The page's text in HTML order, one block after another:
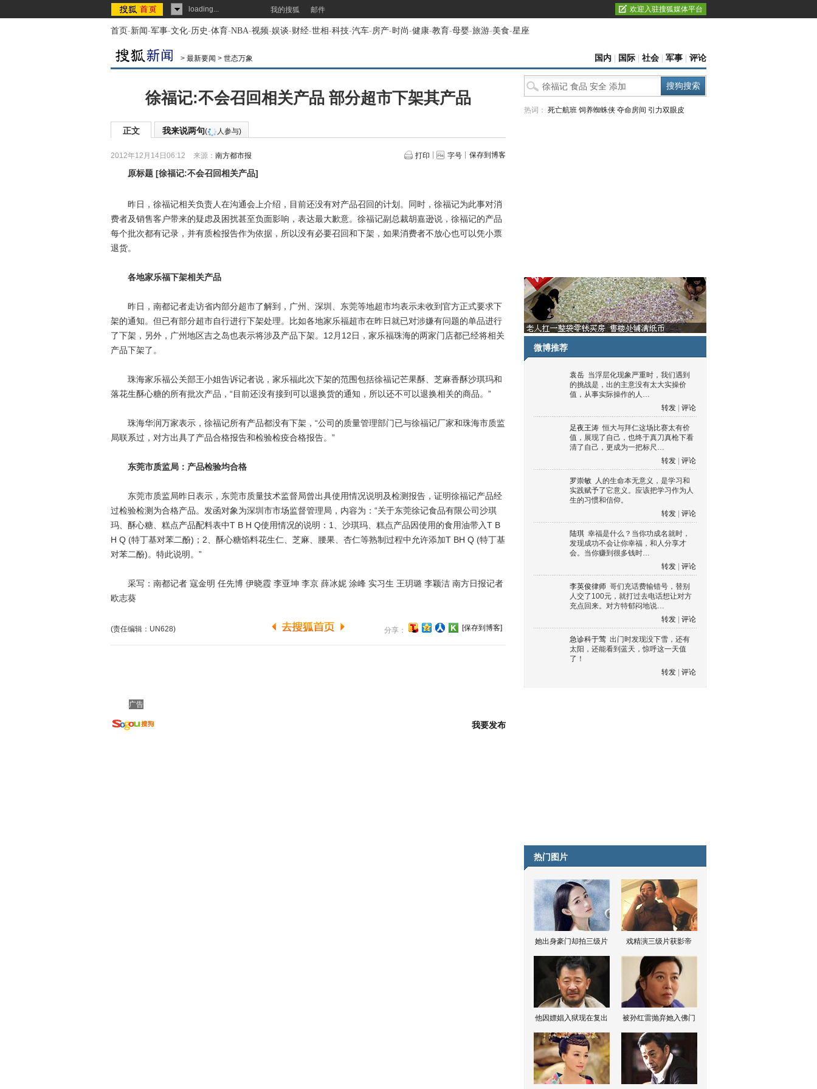
loading... 我的搜狐 邮件 欢迎入驻搜狐媒体平台
首页-新闻-军事-文化-历史-体育-NBA-视频-娱谈-财经-世相-科技-汽车-房产-时尚-健康-教育-母婴-旅游-美食-星座
> 最新要闻 > 世态万象 国内 国际 社会 军事 评论
徐福记:不会召回相关产品 部分超市下架其产品
正文 我来说两句( 人参与)
2012年12月14日06:12 来源： 南方都市报 打印 字号 保存到博客
原标题 [徐福记:不会召回相关产品]
昨日，徐福记相关负责人在沟通会上介绍，目前还没有对产品召回的计划。同时，徐福记为此事对消
费者及销售客户带来的疑虑及困扰甚至负面影响，表达最大歉意。徐福记副总裁胡嘉逊说，徐福记的产品
每个批次都有记录，并有质检报告作为依据，所以没有必要召回和下架，如果消费者不放心也可以凭小票
退货。
各地家乐福下架相关产品
昨日，南都记者走访省内部分超市了解到，广州、深圳、东莞等地超市均表示未收到官方正式要求下
架的通知。但已有部分超市自行进行下架处理。比如各地家乐福超市在昨日就已对涉嫌有问题的单品进行
了下架，另外，广州地区吉之岛也表示将涉及产品下架。12月12日，家乐福珠海的两家门店都已经将相关
产品下架了。
珠海家乐福公关部王小姐告诉记者说，家乐福此次下架的范围包括徐福记芒果酥、芝麻香酥沙琪玛和
落花生酥心糖的所有批次产品，“目前还没有接到可以退换货的通知，所以还不可以退换相关的商品。”
珠海华润万家表示，徐福记所有产品都没有下架，“公司的质量管理部门已与徐福记厂家和珠海市质监
局联系过，对方出具了产品合格报告和检验检疫合格报告。”
东莞市质监局：产品检验均合格
东莞市质监局昨日表示，东莞市质量技术监督局曾出具使用情况说明及检测报告，证明徐福记产品经
过检验检测为合格产品。发函对象为深圳市市场监督管理局，内容为：“关于东莞徐记食品有限公司沙琪
玛、酥心糖、糕点产品配料表中T B H Q使用情况的说明：1、沙琪玛、糕点产品因使用的食用油带入T B
H Q (特丁基对苯二酚)；2、酥心糖馅料花生仁、芝麻、腰果、杏仁等熟制过程中允许添加T BH Q (特丁基
对苯二酚)。特此说明。”
采写：南都记者 寇金明 任先博 伊晓霞 李亚坤 李京 薛冰妮 涂峰 实习生 王玥璐 李颖洁 南方日报记者
欧志葵
(责任编辑：UN628) 分享： [保存到博客]
广告
我要发布
热词： 死亡航班 饲养蜘蛛侠 夺命房间 引力双眼皮
微博推荐
袁岳 当浮层化现象严重时，我们遇到
的挑战是，出的主意没有太大实操价
值，从事实际操作的人…
转发
评论
足夜王涛 恒大与拜仁这场比赛太有价
值，展现了自己，也终于真刀真枪下看
清了自己，更成为一把标尺…
转发
评论
罗崇敏 人的生命本无意义，是学习和
实践赋予了它意义。应该把学习作为人
生的习惯和信仰。
转发
评论
陆琪 幸福是什么？当你功成名就时，
发现成功不会让你幸福，和人分享才
会。当你赚到很多钱时…
转发
评论
李英俊律师 哥们充话费输错号，替别
人交了100元，就打过去电话想让对方
充点回来。对方特郁闷地说…
转发
评论
急诊科于莺 出门时发现没下雪，还有
太阳，还能看到蓝天，惊呼这一天值
了！
转发
评论
热门图片
她出身豪门却拍三级片 戏精演三级片获影帝
他因嫖娼入狱现在复出 被孙红雷抛弃她入佛门